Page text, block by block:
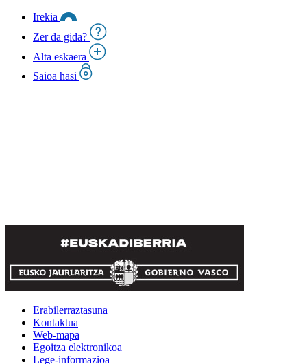
Irekia
Zer da gida?
Alta eskaera
Saioa hasi
Erabilerraztasuna
Kontaktua
Web-mapa
Egoitza elektronikoa
Lege-informazioa